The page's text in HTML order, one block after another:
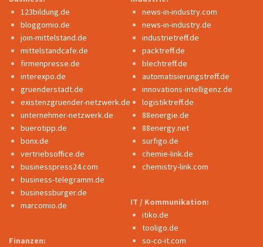
123bildung.de
bloggomio.de
join-mittelstand.de
mittelstandcafe.de
firmenpresse.de
interexpo.de
gruenderstadt.de
existenzgruender-netzwerk.de
unternehmer-netzwerk.de
buerotipp.de
bonx.de
vertriebsoffice.de
businesspress24.com
business-telegramm.de
businessburger.de
marcomio.de
Finanzen:
news-in-industry.com
news-in-industry.de
industrietreff.de
packtreff.de
blechtreff.de
automatisierungstreff.de
innovations-intelligenz.de
logistiktreff.de
88energie.de
88energy.net
surfigo.de
chemie-link.de
chemistry-link.com
IT / Kommunikation:
itiko.de
tooligo.de
so-co-it.com